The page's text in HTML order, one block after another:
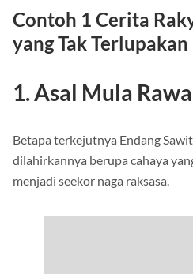
Contoh 1 Cerita
yang Tak Terlupakan
1. Asal Mula
Betapa terkejutnya Endang
dilahirkannya berupa cahaya
menjadi seekor naga raksasa.